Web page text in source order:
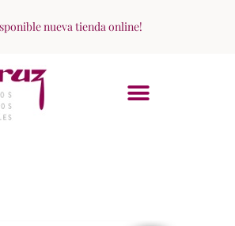
nueva tienda online!